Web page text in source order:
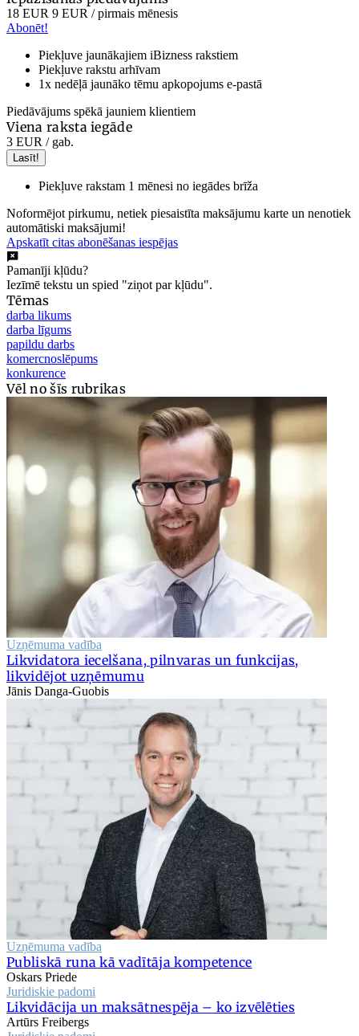
18 EUR 9 EUR / pirmais mēnesis
Abonēt!
Piekļuve jaunākajiem iBizness rakstiem
Piekļuve rakstu arhīvam
1x nedēļā jaunāko tēmu apkopojums e-pastā
Piedāvājums spēkā jauniem klientiem
Viena raksta iegāde
3 EUR / gab.
Lasīt!
Piekļuve rakstam 1 mēnesi no iegādes brīža
Noformējot pirkumu, netiek piesaistīta maksājumu karte un nenotiek
automātiski maksājumi!
Apskatīt citas abonēšanas iespējas
Pamanīji kļūdu?
Iezīmē tekstu un spied "ziņot par kļūdu".
Tēmas
darba likums
darba līgums
papildu darbs
komercnoslēpums
konkurence
Vēl no šīs rubrikas
Uzņēmuma vadība
Likvidatora iecelšana, pilnvaras un funkcijas,
likvidējot uzņēmumu
Jānis Danga-Guobis
Uzņēmuma vadība
Publiskā runa kā vadītāja kompetence
Oskars Priede
Juridiskie padomi
Likvidācija un maksātnespēja – ko izvēlēties
Artūrs Freibergs